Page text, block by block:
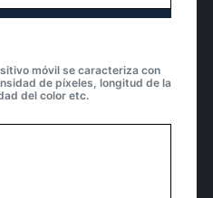
móvil se caracteriza con
de píxeles, longitud de la
del color etc.